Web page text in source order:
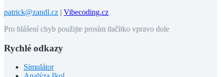
patrick@zandl.cz | Vibecoding.cz
Pro hlášení chyb použijte prosím tlačítko vpravo dole
Rychlé odkazy
Simulátor